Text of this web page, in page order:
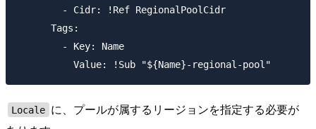
        - Cidr: !Ref RegionalPoolCidr
      Tags:
        - Key: Name
Locale に、プールが属するリージョンを指定する必要が